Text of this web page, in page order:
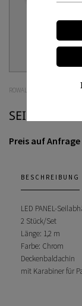
ROWALUX
Preis auf Anfrage
BESCHREIBUNG
LED PANEL-
2 Stück/Set
Länge: 1,2 m
Farbe: Chrom
Deckenbaldachin
mit Karabiner für